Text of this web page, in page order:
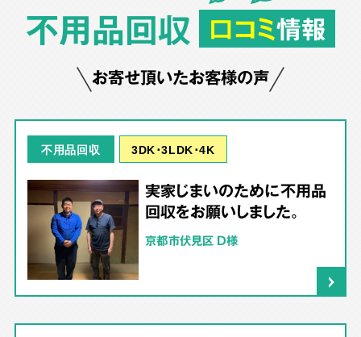
不用品回収 口コミ情報
お寄せ頂いたお客様の声
不用品回収 3DK･3LDK･4K
実家じまいのために不用品
回収をお願いしました。
京都市伏見区 D様